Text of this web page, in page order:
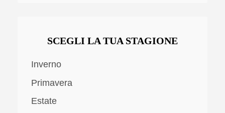
SCEGLI LA TUA STAGIONE
Inverno
Primavera
Estate